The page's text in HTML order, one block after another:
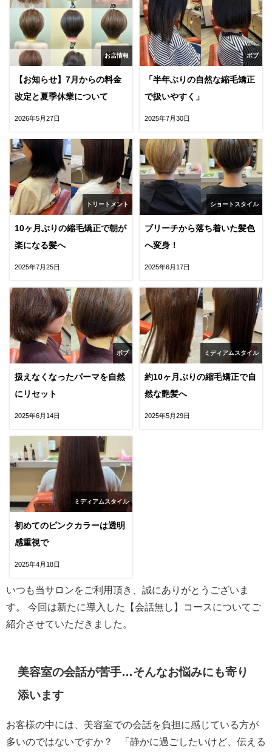
お店情報
【お知らせ】7月からの料金
改定と夏季休業について
2026年5月27日
ボブ
「半年ぶりの自然な縮毛矯正
で扱いやすく」
2025年7月30日
トリートメント
10ヶ月ぶりの縮毛矯正で朝が
楽になる髪へ
2025年7月25日
ショートスタイル
ブリーチから落ち着いた髪色
へ変身！
2025年6月17日
ボブ
扱えなくなったパーマを自然
にリセット
2025年6月14日
ミディアムスタイル
約10ヶ月ぶりの縮毛矯正で自
然な艶髪へ
2025年5月29日
ミディアムスタイル
初めてのピンクカラーは透明
感重視で
2025年4月18日
いつも当サロンをご利用頂き、誠にありがとうございま
す。
今回は新たに導入した【会話無し】コースについてご
紹介させていただきました。
美容室の会話が苦手…そんなお悩みにも寄り
添います
お客様の中には、美容室での会話を負担に感じている方が
多いのではないですか？
「静かに過ごしたいけど、伝える